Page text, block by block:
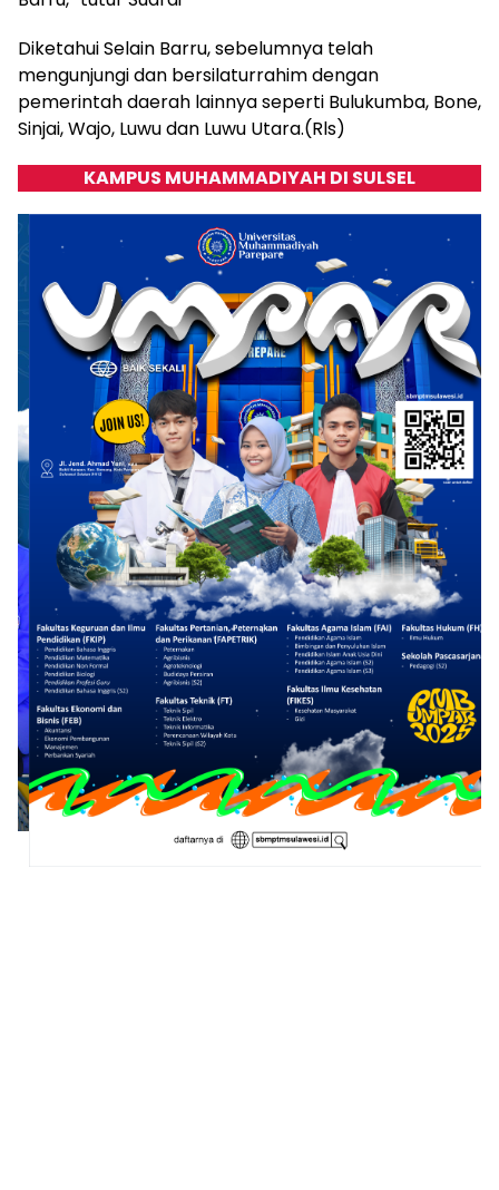
Diketahui Selain Barru, sebelumnya telah
mengunjungi dan bersilaturrahim dengan
pemerintah daerah lainnya seperti Bulukumba, Bone,
Sinjai, Wajo, Luwu dan Luwu Utara.(Rls)
KAMPUS MUHAMMADIYAH DI SULSEL